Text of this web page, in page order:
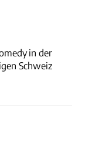
in der
Schweiz